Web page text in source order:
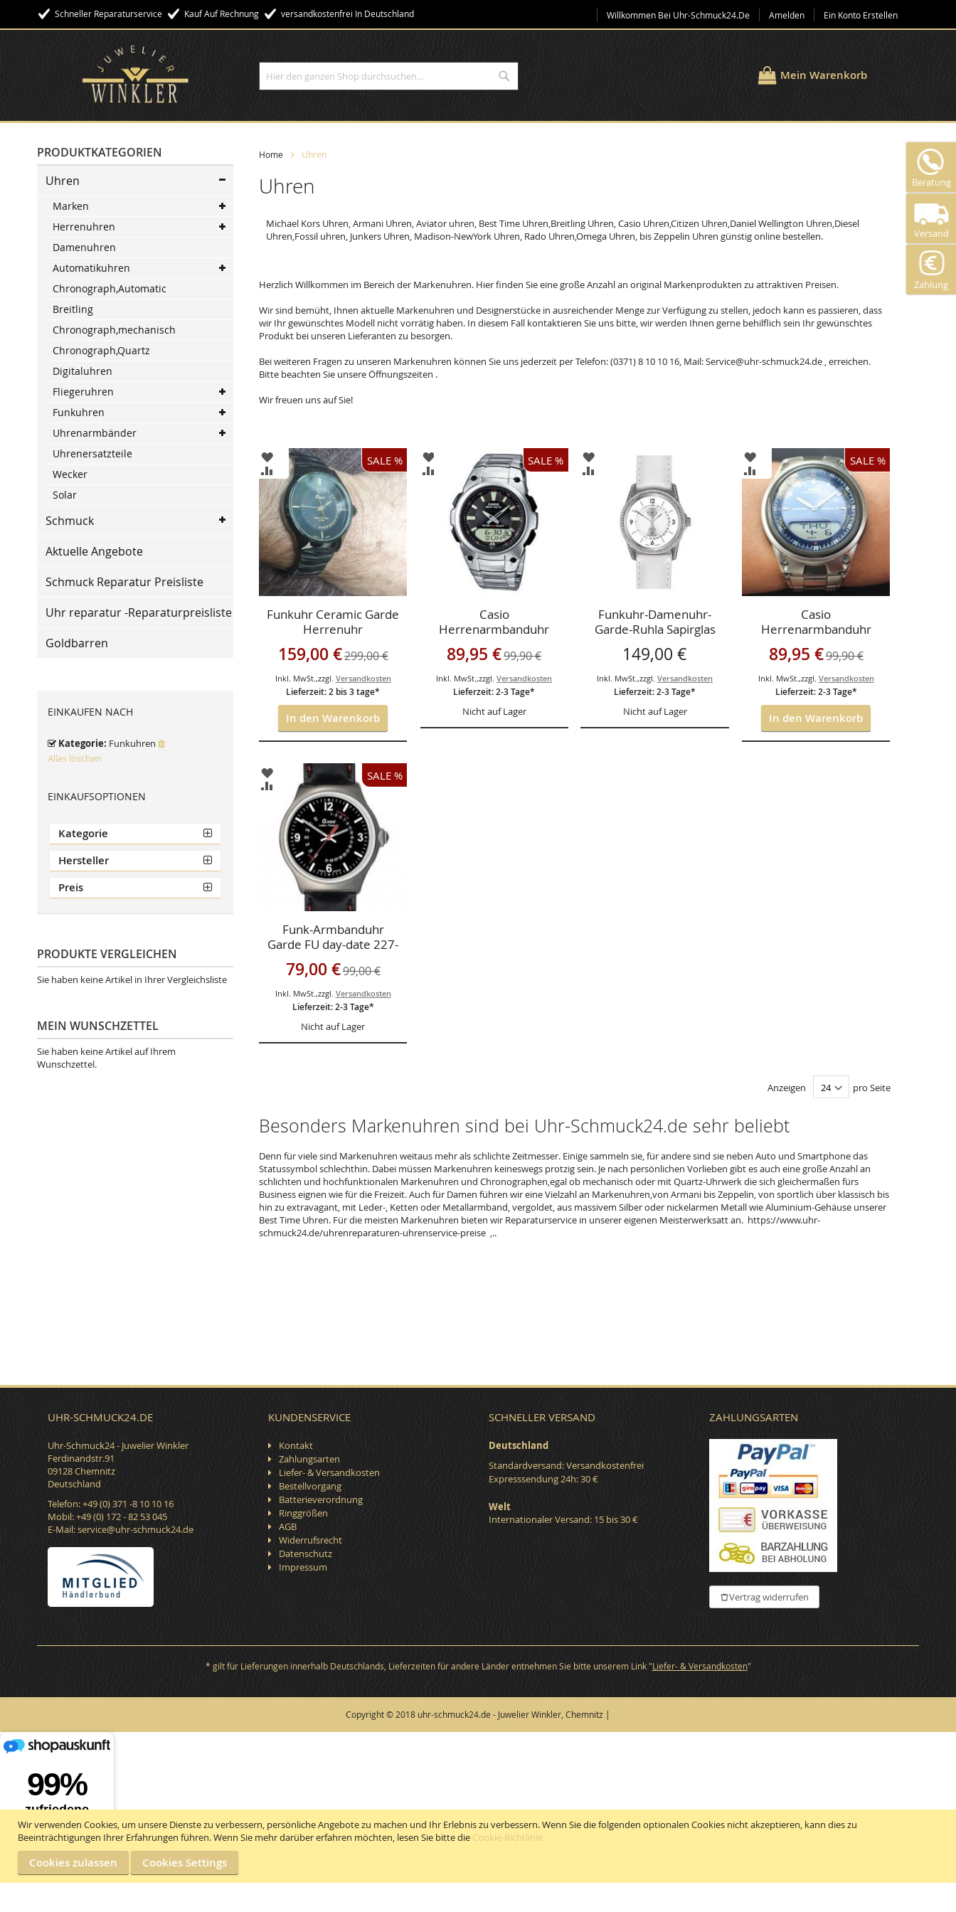
Schneller Reparaturservice Kauf Auf Rechnung Versandkostenfrei In Deutschland
zum
Willkommen Bei Uhr-Schmuck24.de Amelden Ein Konto Erstellen
Mein Warenkorb
Home Uhren
Uhren
Michael Kors Uhren, Armani Uhren, Aviator uhren, Best Time Uhren,Breitling Uhren, Casio Uhren,Citizen Uhren,Daniel Wellington Uhren,Diesel
Uhren,Fossil uhren, Junkers Uhren, Madison-NewYork Uhren, Rado Uhren,Omega Uhren, bis Zeppelin Uhren günstig online bestellen.
Herzlich Willkommen im Bereich der Markenuhren. Hier finden Sie eine große Anzahl an original Markenprodukten zu attraktiven Preisen.
Wir sind bemüht, Ihnen aktuelle Markenuhren und Designerstücke in ausreichender Menge zur Verfügung zu stellen, jedoch kann es passieren, dass
wir Ihr gewünschtes Modell nicht vorrätig haben. In diesem Fall kontaktieren Sie uns bitte, wir werden Ihnen gerne behilflich sein Ihr gewünschtes
Produkt bei unseren Lieferanten zu besorgen.
Bei weiteren Fragen zu unseren Markenuhren können Sie uns jederzeit per Telefon: (0371) 8 10 10 16, Mail: Service@uhr-schmuck24.de , erreichen.
Bitte beachten Sie unsere Öffnungszeiten .
Wir freuen uns auf Sie!
ZUR
WUNSCHLISTE
HINZUFÜGEN
ZUR
VERGLEICHSLISTE
HINZUFÜGEN
SALE %
Funkuhr Ceramic Garde
Herrenuhr
Sonderangebot
159,00 €299,00 €
Inkl. MwSt.,zzgl. Versandkosten
Lieferzeit: 2 bis 3 tage*
In den Warenkorb
ZUR
WUNSCHLISTE
HINZUFÜGEN
ZUR
VERGLEICHSLISTE
HINZUFÜGEN
SALE %
Casio
Herrenarmbanduhr
Funkuhren WVA-
109HDE-1AVER
Sonderangebot
89,95 €99,90 €
Inkl. MwSt.,zzgl.Versandkosten
Lieferzeit: 2-3 Tage*
Nicht auf Lager
ZUR
WUNSCHLISTE
HINZUFÜGEN
VERGLEICHSLISTE
HINZUFÜGEN
Funkuhr-Damenuhr-
Garde-Ruhla Sapirglas
149,00 €
Inkl. MwSt.,zzgl.Versandkosten
Lieferzeit: 2-3 Tage*
Nicht auf Lager
ZUR
WUNSCHLISTE
HINZUFÜGEN
ZUR
VERGLEICHSLISTE
HINZUFÜGEN
SALE %
Casio
Herrenarmbanduhr
AW-80D-1AVES
Sonderangebot
89,95 €99,90 €
Inkl. MwSt.,zzgl. Versandkosten
Lieferzeit: 2-3 Tage*
In den Warenkorb
ZUR
WUNSCHLISTE
HINZUFÜGEN
ZUR
VERGLEICHSLISTE
HINZUFÜGEN
SALE %
Funk-Armbanduhr
Garde FU day-date 227-
76
Sonderangebot
79,00 €99,00 €
Inkl. MwSt.,zzgl. Versandkosten
Lieferzeit: 2-3 Tage*
Nicht auf Lager
Anzeigen pro Seite
Besonders Markenuhren sind bei Uhr-Schmuck24.de sehr beliebt
Denn für viele sind Markenuhren weitaus mehr als schlichte Zeitmesser. Einige sammeln sie, für andere sind sie neben Auto und Smartphone das
Statussymbol schlechthin. Dabei müssen Markenuhren keineswegs protzig sein. Je nach persönlichen Vorlieben gibt es auch eine große Anzahl an
schlichten und hochfunktionalen Markenuhren und Chronographen,egal ob mechanisch oder mit Quartz-Uhrwerk die sich gleichermaßen fürs
Business eignen wie für die Freizeit. Auch für Damen führen wir eine Vielzahl an Markenuhren,von Armani bis Zeppelin, von sportlich über klassisch bis
hin zu extravagant, mit Leder-, Ketten oder Metallarmband, vergoldet, aus massivem Silber oder nickelarmen Metall wie Aluminium-Gehäuse unserer
Best Time Uhren. Für die meisten Markenuhren bieten wir Reparaturservice in unserer eigenen Meisterwerksatt an. https://www.uhr-
schmuck24.de/uhrenreparaturen-uhrenservice-preise ,..
PRODUKTKATEGORIEN
Uhren
Marken
Herrenuhren
Damenuhren
Automatikuhren
Chronograph,Automatic
Breitling
Chronograph,mechanisch
Chronograph,Quartz
Digitaluhren
Fliegeruhren
Funkuhren
Uhrenarmbänder
Uhrenersatzteile
Wecker
Solar
Schmuck
Aktuelle Angebote
Schmuck Reparatur Preisliste
Uhr reparatur -Reparaturpreisliste
Goldbarren
EINKAUFEN NACH
Kategorie Funkuhren
Alles löschen
EINKAUFSOPTIONEN
Kategorie
Hersteller
Preis
PRODUKTE VERGLEICHEN
Sie haben keine Artikel in Ihrer Vergleichsliste
MEIN WUNSCHZETTEL
Sie haben keine Artikel auf Ihrem
Wunschzettel.
UHR-SCHMUCK24.DE
Uhr-Schmuck24 - Juwelier Winkler
Ferdinandstr.91
09128 Chemnitz
Deutschland
Telefon: +49 (0) 371 -8 10 10 16
Mobil: +49 (0) 172 - 82 53 045
E-Mail:service@uhr-schmuck24.de
KUNDENSERVICE
Kontakt
Zahlungsarten
Liefer- & Versandkosten
Bestellvorgang
Batterieverordnung
Ringgrößen
AGB
Widerrufsrecht
Datenschutz
Impressum
SCHNELLER VERSAND
Deutschland
Standardversand: Versandkostenfrei
Expresssendung 24h: 30 €
Welt
Internationaler Versand: 15 bis 30 €
ZAHLUNGSARTEN
Vertrag widerrufen
Beratung
Versand
Zahlung
* gilt für Lieferungen innerhalb Deutschlands, Lieferzeiten für andere Länder entnehmen Sie bitte unserem Link "Liefer- & Versandkosten"
Copyright © 2018 uhr-schmuck24.de - Juwelier Winkler, Chemnitz |
Wir verwenden Cookies, um unsere Dienste zu verbessern, persönliche Angebote zu machen und Ihr Erlebnis zu verbessern. Wenn Sie die folgenden optionalen Cookies nicht akzeptieren, kann dies zu
Beeinträchtigungen Ihrer Erfahrungen führen. Wenn Sie mehr darüber erfahren möchten, lesen Sie bitte die Cookie-Richtlinie
Cookies zulassen Cookies Settings